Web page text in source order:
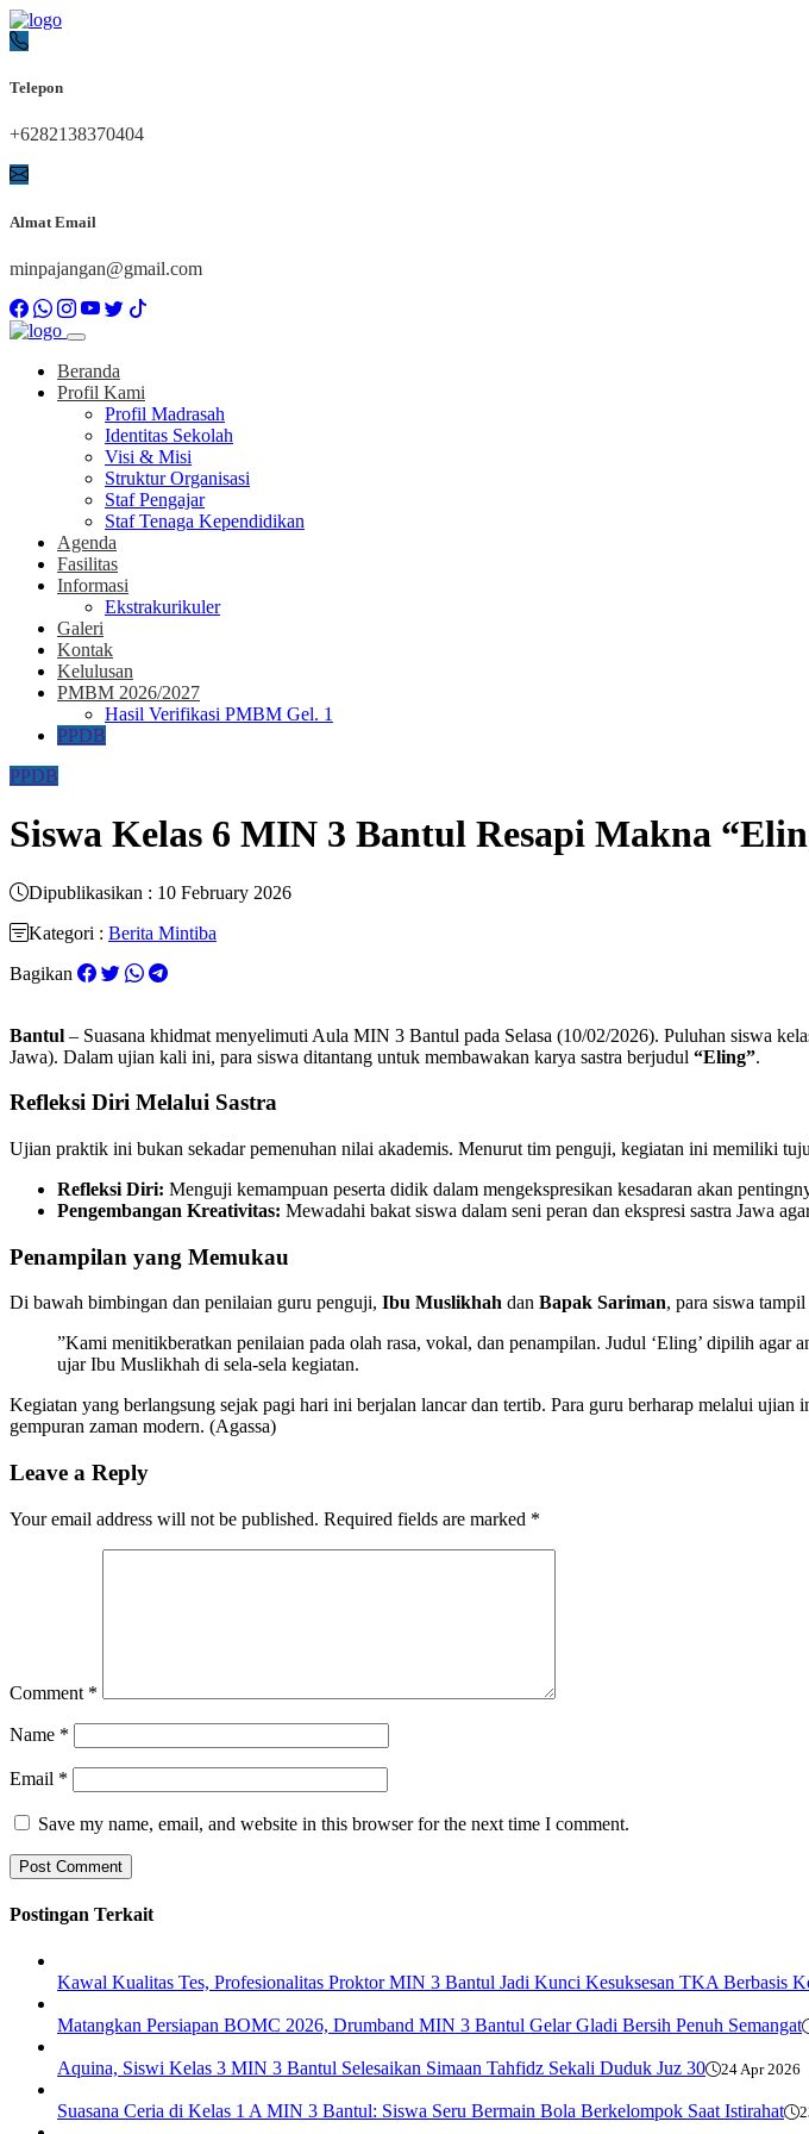
Telepon
+6282138370404
Almat Email
minpajangan@gmail.com
Beranda
Profil Kami
Profil Madrasah
Identitas Sekolah
Visi & Misi
Struktur Organisasi
Staf Pengajar
Staf Tenaga Kependidikan
Agenda
Fasilitas
Informasi
Ekstrakurikuler
Galeri
Kontak
Kelulusan
PMBM 2026/2027
Hasil Verifikasi PMBM Gel. 1
PPDB
PPDB
Siswa Kelas 6 MIN 3 Bantul Resapi Makna
Dipublikasikan : 10 February 2026
Kategori : Berita Mintiba
Bagikan
Bantul – Suasana khidmat menyelimuti Aula MIN 3 Bantul pada Selasa (10/02/2026). Puluhan siswa
Jawa). Dalam ujian kali ini, para siswa ditantang untuk membawakan karya sastra berjudul “Eling”.
Refleksi Diri Melalui Sastra
​Ujian praktik ini bukan sekadar pemenuhan nilai akademis. Menurut tim penguji, kegiatan ini memiliki
Refleksi Diri: Menguji kemampuan peserta didik dalam mengekspresikan kesadaran akan
Pengembangan Kreativitas: Mewadahi bakat siswa dalam seni peran dan ekspresi sastra Jawa
Penampilan yang Memukau
​Di bawah bimbingan dan penilaian guru penguji, Ibu Muslikhah dan Bapak Sariman, para siswa
​”Kami menitikberatkan penilaian pada olah rasa, vokal, dan penampilan. Judul ‘Eling’ dipilih
ujar Ibu Muslikhah di sela-sela kegiatan.
​Kegiatan yang berlangsung sejak pagi hari ini berjalan lancar dan tertib. Para guru berharap melalui
gempuran zaman modern. (Agassa)
Leave a Reply
Your email address will not be published. Required fields are marked *
Comment *
Name *
Email *
Save my name, email, and website in this browser for the next time I comment.
Postingan Terkait
Kawal Kualitas Tes, Profesionalitas Proktor MIN 3 Bantul Jadi Kunci Kesuksesan TKA Berbasis
Matangkan Persiapan BOMC 2026, Drumband MIN 3 Bantul Gelar Gladi Bersih Penuh Semangat
Aquina, Siswi Kelas 3 MIN 3 Bantul Selesaikan Simaan Tahfidz Sekali Duduk Juz 30 24 Apr 2026
Suasana Ceria di Kelas 1 A MIN 3 Bantul: Siswa Seru Bermain Bola Berkelompok Saat Istirahat